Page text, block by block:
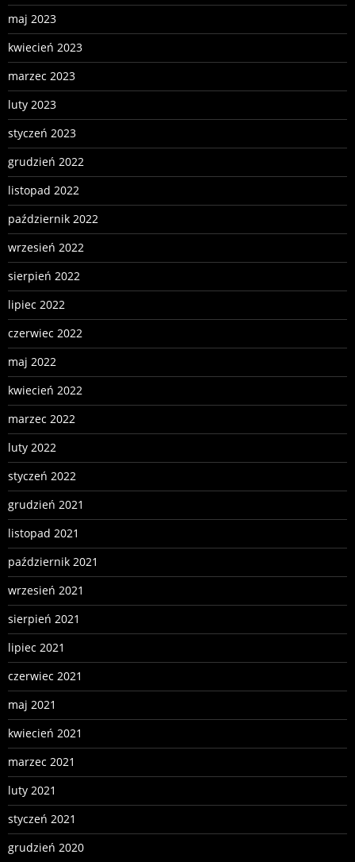
maj 2023
kwiecień 2023
marzec 2023
luty 2023
styczeń 2023
grudzień 2022
listopad 2022
październik 2022
wrzesień 2022
sierpień 2022
lipiec 2022
czerwiec 2022
maj 2022
kwiecień 2022
marzec 2022
luty 2022
styczeń 2022
grudzień 2021
listopad 2021
październik 2021
wrzesień 2021
sierpień 2021
lipiec 2021
czerwiec 2021
maj 2021
kwiecień 2021
marzec 2021
luty 2021
styczeń 2021
grudzień 2020